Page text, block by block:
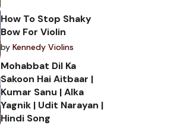
How To Stop Shaky
Bow For Violin
by Kennedy Violins
Mohabbat Dil Ka
Sakoon Hai Aitbaar |
Kumar Sanu | Alka
Yagnik | Udit Narayan |
Hindi Song